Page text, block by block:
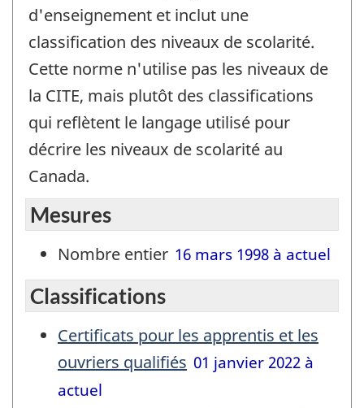
d'enseignement et inclut une
classification des niveaux de scolarité.
Cette norme n'utilise pas les niveaux de
la CITE, mais plutôt des classifications
qui reflètent le langage utilisé pour
décrire les niveaux de scolarité au
Canada.
Mesures
Nombre entier 16 mars 1998 à actuel
Classifications
Certificats pour les apprentis et les
ouvriers qualifiés 01 janvier 2022 à
actuel